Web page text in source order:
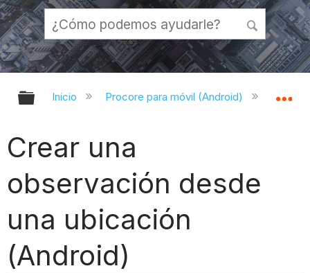
Expandir/contraer jerarquía global
Inicio Procore para móvil (Android)
Crear una
observación desde
una ubicación
(Android)